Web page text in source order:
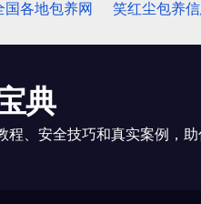
国各地包养网 笑红尘包养
典
程、安全技巧和真实案例，助